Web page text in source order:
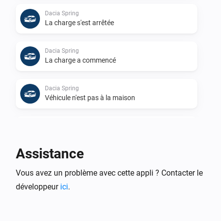
Dacia Spring
La charge s'est arrêtée
Dacia Spring
La charge a commencé
Dacia Spring
Véhicule n'est pas à la maison
L'emplacement du véhicule a changé
Assistance
Vous avez un problème avec cette appli ? Contacter le
développeur ici.